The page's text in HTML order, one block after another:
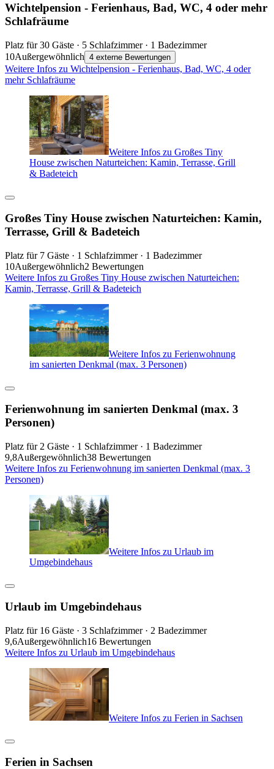
Wichtelpension - Ferienhaus, Bad, WC, 4 oder mehr
Schlafräume
Platz für 30 Gäste · 5 Schlafzimmer · 1 Badezimmer
10Außergewöhnlich 4 externe Bewertungen
Weitere Infos zu Wichtelpension - Ferienhaus, Bad, WC, 4 oder
mehr Schlafräume
Weitere Infos zu Großes Tiny
House zwischen Naturteichen: Kamin, Terrasse, Grill
& Badeteich
Großes Tiny House zwischen Naturteichen: Kamin,
Terrasse, Grill & Badeteich
Platz für 7 Gäste · 1 Schlafzimmer · 1 Badezimmer
10Außergewöhnlich2 Bewertungen
Weitere Infos zu Großes Tiny House zwischen Naturteichen:
Kamin, Terrasse, Grill & Badeteich
Weitere Infos zu Ferienwohnung
im sanierten Denkmal (max. 3 Personen)
Ferienwohnung im sanierten Denkmal (max. 3
Personen)
Platz für 2 Gäste · 1 Schlafzimmer · 1 Badezimmer
9,8Außergewöhnlich38 Bewertungen
Weitere Infos zu Ferienwohnung im sanierten Denkmal (max. 3
Personen)
Weitere Infos zu Urlaub im
Umgebindehaus
Urlaub im Umgebindehaus
Platz für 16 Gäste · 3 Schlafzimmer · 2 Badezimmer
9,6Außergewöhnlich16 Bewertungen
Weitere Infos zu Urlaub im Umgebindehaus
Weitere Infos zu Ferien in Sachsen
Ferien in Sachsen